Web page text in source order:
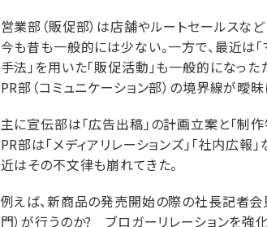
営業部（販促部）は店舗やルートセールスな
今も昔も一般的には少ない。一方で、最近は「
手法」を用いた「販促活動」も一般的になった
PR部（コミュニケーション部）の境界線が曖
主に宣伝部は「広告出稿」の計画立案と「制
PR部は「メディアリレーションズ」「社内広
近はその不文律も崩れてきた。
例えば、新商品の発売開始の際の社長記者
門）が行うのか? ブロガーリレーションを